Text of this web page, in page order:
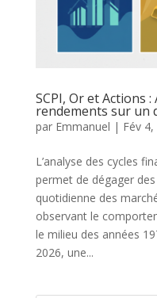
SCPI, Or et Actions
rendements sur un
par Emmanuel | Fév
L’analyse des cycles
permet de dégager
quotidienne des
observant le
le milieu des années
2026, une...